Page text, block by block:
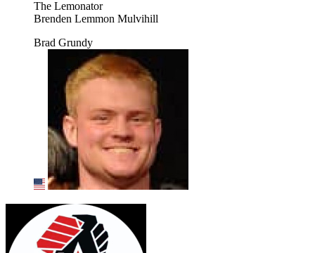
The Lemonator
Brenden Lemmon Mulvihill
Brad Grundy